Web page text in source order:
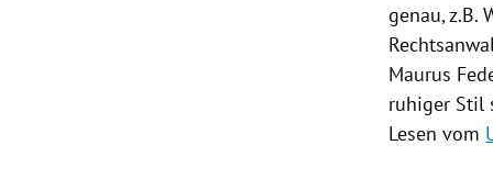
genau, z.B.
Maurus
ruhiger Stil
Lesen vom